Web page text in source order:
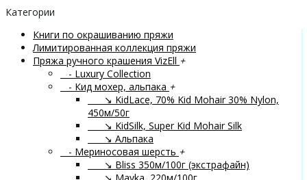
Категории
Книги по окрашиванию пряжи
Лимитированная коллекция пряжи
Пряжа ручного крашения VizEll +
- Luxury Collection
- Кид мохер, альпака +
↘ KidLace, 70% Kid Mohair 30% Nylon,
450м/50г
↘ KidSilk, Super Kid Mohair Silk
↘ Альпака
- Мериносовая шерсть +
↘ Bliss 350м/100г (экстрафайн)